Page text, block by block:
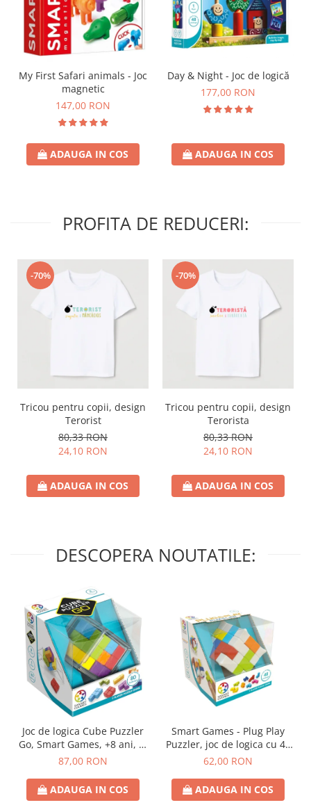
My First Safari animals - Joc
magnetic
147,00 RON
ADAUGA IN COS
Day & Night - Joc de logică
177,00 RON
ADAUGA IN COS
PROFITA DE REDUCERI:
-70%
Tricou pentru copii, design
Terorist
80,33 RON
24,10 RON
ADAUGA IN COS
-70%
Tricou pentru copii, design
Terorista
80,33 RON
24,10 RON
ADAUGA IN COS
DESCOPERA NOUTATILE:
Joc de logica Cube Puzzler
Go, Smart Games, +8 ani, lb
romana
87,00 RON
ADAUGA IN COS
Smart Games - Plug Play
Puzzler, joc de logica cu 48
de provocari, 6+ ani, lb
62,00 RON
ADAUGA IN COS